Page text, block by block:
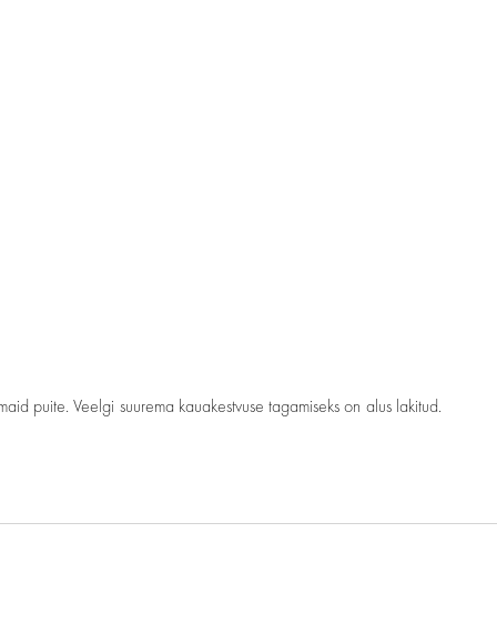
puite. Veelgi suurema kauakestvuse tagamiseks on alus lakitud.